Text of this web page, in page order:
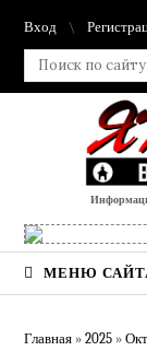
Вход
МЕНЮ
Главная »2025 »